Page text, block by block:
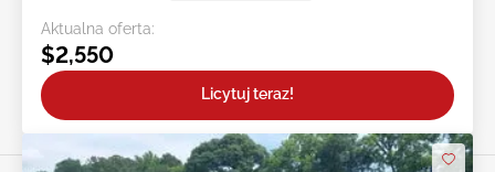
Aktualna oferta:
$2,550
Licytuj teraz!